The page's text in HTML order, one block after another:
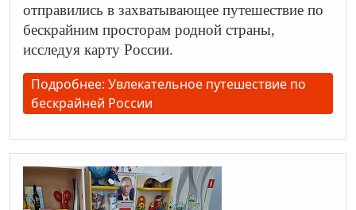
отправились в захватывающее путешествие по
бескрайним просторам родной страны,
исследуя карту России.
Подробнее: Увлекательное путешествие по
бескрайней России